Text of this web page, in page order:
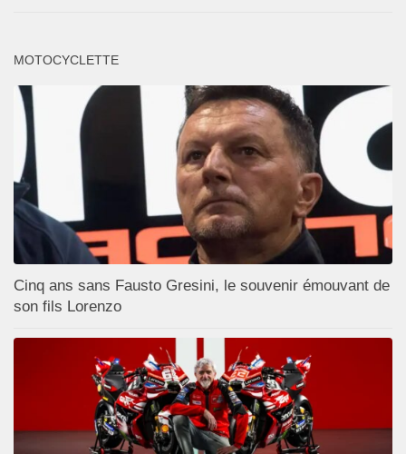
MOTOCYCLETTE
Cinq ans sans Fausto Gresini, le souvenir émouvant de
son fils Lorenzo